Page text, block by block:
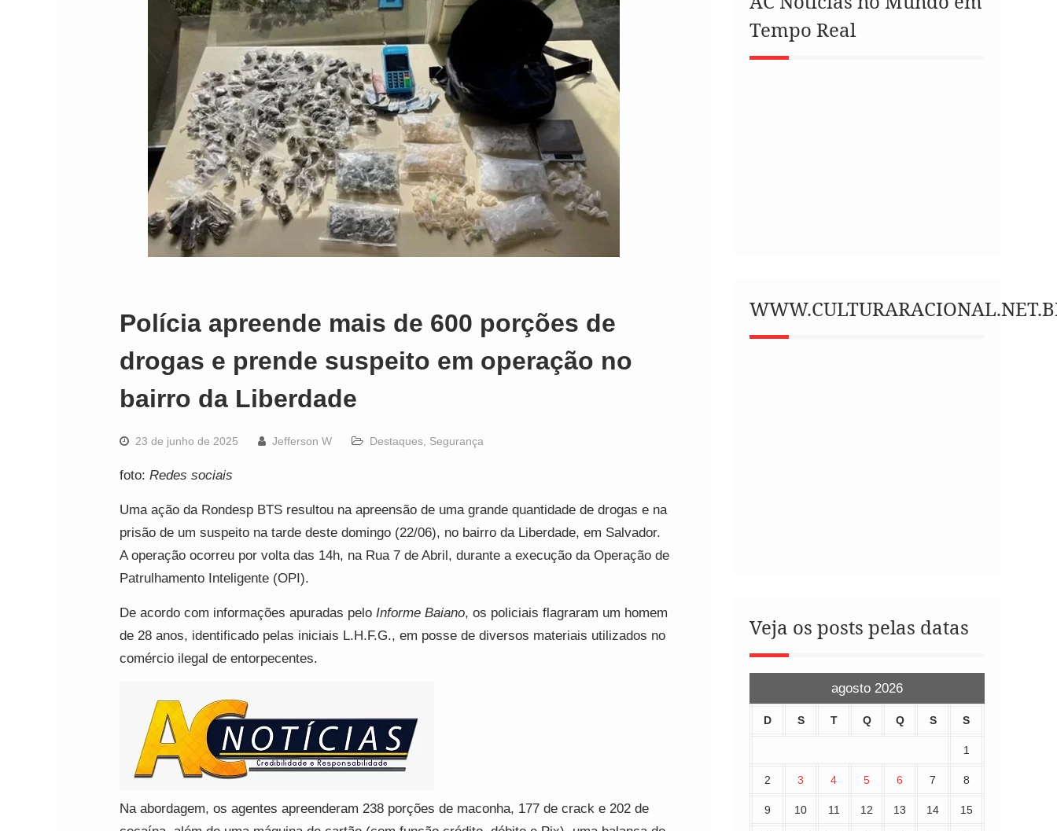
Comando Vermelho
Polícia apreende mais de 600 porções de
drogas e prende suspeito em operação no
bairro da Liberdade
23 de junho de 2025 Jefferson W Destaques Segurança
foto: Redes sociais
Uma ação da Rondesp BTS resultou na apreensão de uma grande quantidade de drogas e na
prisão de um suspeito na tarde deste domingo (22/06), no bairro da Liberdade, em Salvador.
A operação ocorreu por volta das 14h, na Rua 7 de Abril, durante a execução da Operação de
Patrulhamento Inteligente (OPI).
De acordo com informações apuradas pelo Informe Baiano, os policiais flagraram um homem
de 28 anos, identificado pelas iniciais L.H.F.G., em posse de diversos materiais utilizados no
comércio ilegal de entorpecentes.
Na abordagem, os agentes apreenderam 238 porções de maconha, 177 de crack e 202 de
Tempo Real
Veja os posts pelas datas
agosto 2026
D S T Q Q S S
1
2 3 4 5 6 7 8
9 10 11 12 13 14 15